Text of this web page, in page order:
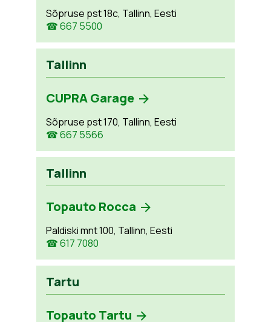
Sõpruse pst 18c, Tallinn, Eesti
☎ 667 5500
Tallinn
CUPRA Garage
Sõpruse pst 170, Tallinn, Eesti
☎ 667 5566
Tallinn
Topauto Rocca
Paldiski mnt 100, Tallinn, Eesti
☎ 617 7080
Tartu
Topauto Tartu